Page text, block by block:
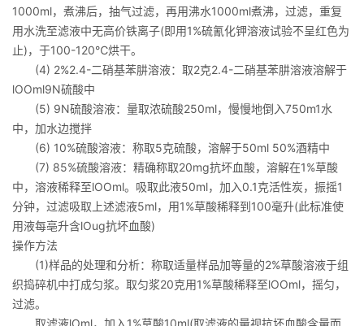
1000ml，煮沸后，抽气过滤，再用沸水1000ml煮沸，过滤，重复
用水洗至滤液中无高价铁离子(即用1%硫氰化钾溶液试验不呈红色为
止)，于100-120℃烘干。
(4) 2%2.4-二硝基苯肼溶液：取2克2.4-二硝基苯肼溶液溶解于
lOOml9N硫酸中
(5) 9N硫酸溶液：量取浓硫酸250ml，慢慢地倒入750m1水
中，加水边搅拌
(6) 10%硫酸溶液：称取5克硫酸，溶解于50ml 50%酒精中
(7) 85%硫酸溶液：精确称取20mg抗坏血酸，溶解在1%草酸
中，溶液稀释至lOOml。吸取此液50ml，加入0.1克活性炭，振摇1
分钟，过滤吸取上述滤液5ml，用1%草酸稀释到100毫升(此标准使
用液每亳升含lOug抗坏血酸)
操作方法
(1)样品的处理和分析：称取适量样品加等量的2%草酸溶液于组
织捣碎机中打成匀浆。取匀浆20克用1%草酸稀释至lOOml，摇匀，
过滤。